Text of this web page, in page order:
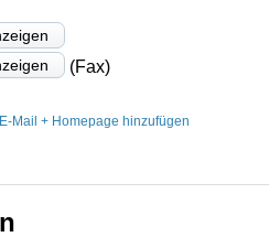
(Fax)
E-Mail + Homepage hinzufügen